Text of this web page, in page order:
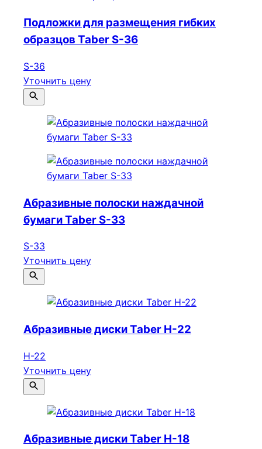
Подложки для размещения гибких
образцов Taber S-36
S-36
Уточнить цену
Абразивные полоски наждачной
бумаги Taber S-33
S-33
Уточнить цену
Абразивные диски Taber Н-22
Н-22
Уточнить цену
Абразивные диски Taber Н-18